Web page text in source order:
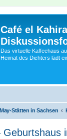
Café el
Das virtuelle Kaffeehaus
Heimat des Dichters lädt
Stätten in Sachsen
Geburtshaus